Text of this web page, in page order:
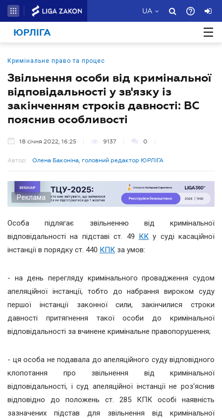
UA
ЮРЛІГА
Кримінальне право та процес
Звільнення особи від кримінальної
відповідальності у зв'язку із
закінченням строків давності: ВС
пояснив особливості
18 січня 2022, 16:25 9137 0
Автор: Олена Баконіна, головний редактор ЮРЛІГА
Реклама
Особа підлягає звільненню від кримінальної
відповідальності на підставі ст. 49 ККу суді касаційної
інстанції в порядку ст. 440 КПК за умов:
- на день перегляду кримінального провадження судом
апеляційної інстанції, тобто до набрання вироком суду
першої інстанції законної сили, закінчилися строки
давності притягнення такої особи до кримінальної
відповідальності за вчинене кримінальне правопорушення;
- ця особа не подавала до апеляційного суду відповідного
клопотання про звільнення від кримінальної
відповідальності, і суд апеляційної інстанції не роз'яснив
відповідно до положень ст. 285 КПК особі наявність
зазначених підстав для звільнення від кримінальної